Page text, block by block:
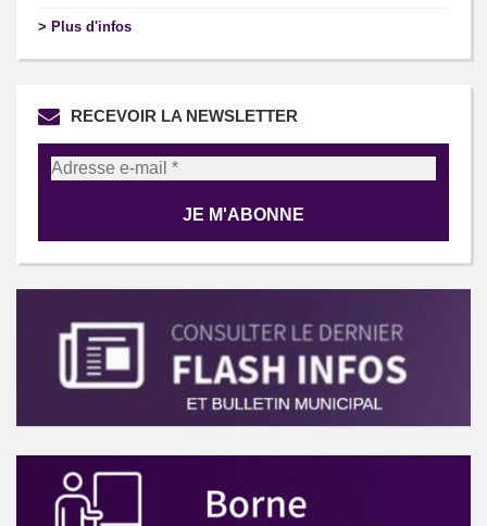
> Plus d'infos
RECEVOIR LA NEWSLETTER